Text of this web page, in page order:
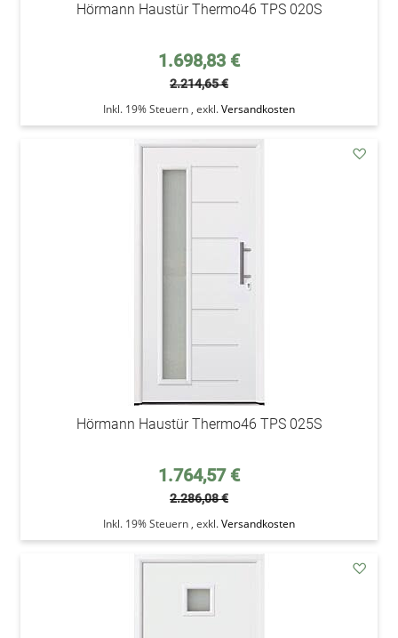
Hörmann Haustür Thermo46 TPS 020S
Sonderpreis
1.698,83 €
2.214,65 €
Inkl. 19% Steuern , exkl.Versandkosten
Hörmann Haustür Thermo46 TPS 025S
Sonderpreis
1.764,57 €
2.286,08 €
Inkl. 19% Steuern , exkl.Versandkosten